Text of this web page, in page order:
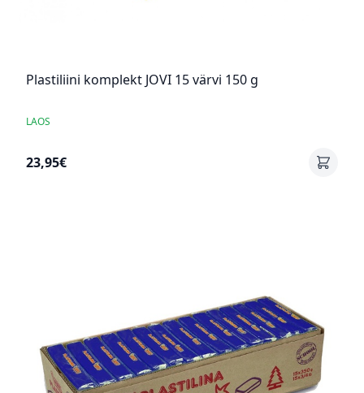
Plastiliini komplekt JOVI 15 värvi 150 g
LAOS
23,95€